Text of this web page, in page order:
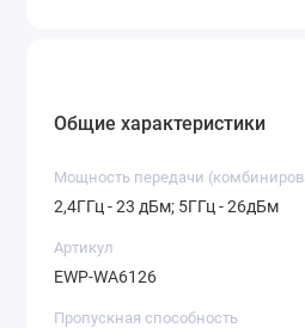
Общие характеристики
Мощность передачи
2,4ГГц - 23 дБм; 5ГГц - 26дБм
Артикул
EWP-WA6126
Пропускная способность